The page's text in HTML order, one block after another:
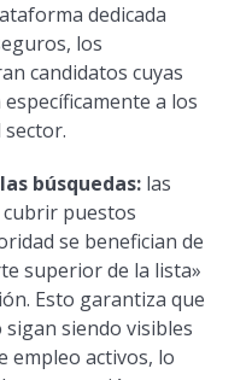
dedicada
los
candidatos cuyas
a los
búsquedas:las
puestos
se benefician de
superior de la lista»
Esto garantiza que
siendo visibles
empleo activos, lo